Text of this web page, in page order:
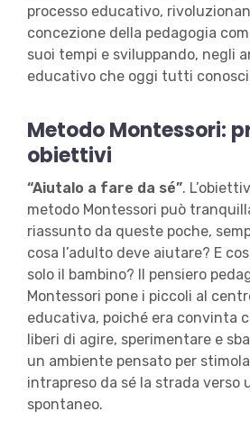
processo educativo,
concezione della pedagogia
suoi tempi e sviluppando, negli
educativo che oggi tutti
Metodo Montessori:
obiettivi
“Aiutalo a fare da sé”.
metodo Montessori può
riassunto da queste poche,
cosa l’adulto deve aiutare? E
solo il bambino? Il pensiero
Montessori pone i piccoli al
educativa, poiché era convinta
liberi di agire, sperimentare e
un ambiente pensato per
intrapreso da sé la strada verso
spontaneo.